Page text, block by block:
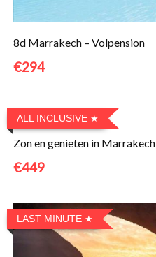
8d Marrakech – Volpension
€294
ALL INCLUSIVE
Zon en genieten in Marrakech
€449
LAST MINUTE